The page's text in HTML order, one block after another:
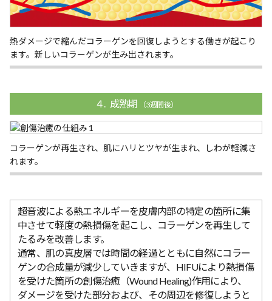
熱ダメージで縮んだコラーゲンを回復しようとする働きが起こり
ます。新しいコラーゲンが生み出されます。
４. 成熟期 （3週間後）
コラーゲンが再生され、肌にハリとツヤが生まれ、しわが軽減さ
れます。
超音波による熱エネルギーを皮膚内部の特定の箇所に集
中させて軽度の熱損傷を起こし、コラーゲンを再生して
たるみを改善します。
通常、肌の真皮層では時間の経過とともに自然にコラー
ゲンの合成量が減少していきますが、HIFUにより熱損傷
を受けた箇所の創傷治癒（Wound Healing)作用により、
ダメージを受けた部分および、その周辺を修復しようと